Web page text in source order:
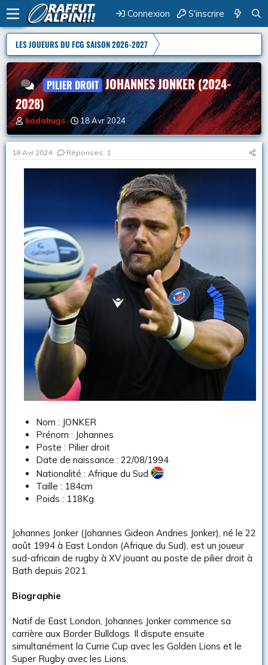
Connexion S'inscrire
LES JOUEURS DU FCG SAISON 2026-2027
PILIER DROIT JOHANNES JONKER (2024-
2028)
A
u
t
e
u
d
i
s
c
u
s
s
i
n
badabugs
D
a
t
e
d
t
18 Avr 2024
18 Avr 2024 Réponses: 1
Nom : JONKER
Prénom : Johannes
Poste : Pilier droit
Date de naissance : 22/08/1994
Nationalité : Afrique du Sud
Taille : 184cm
Poids : 118Kg
Johannes Jonker (Johannes Gideon Andries Jonker), né le 22
août 1994 à East London (Afrique du Sud), est un joueur
sud-africain de rugby à XV jouant au poste de pilier droit à
Bath depuis 2021.
Biographie
Natif de East London, Johannes Jonker commence sa
carrière aux Border Bulldogs. Il dispute ensuite
simultanément la Currie Cup avec les Golden Lions et le
Super Rugby avec les Lions.